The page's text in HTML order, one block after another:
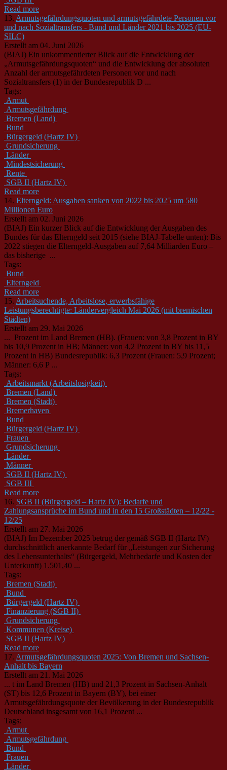
Read more
13. Armutsgefährdungsquoten und armutsgefährdete Personen vor
und nach Sozialtransfers - Bund und Länder 2021 bis 2025 (EU-
SILC)
Erstellt am 04. Juni 2026
(BIAJ) Ein unkommentierter Blick auf die Entwicklung der
„Armutsgefährdungsquoten“ und die Entwicklung der absoluten
Anzahl der armutsgefährdeten Personen vor und nach
Sozialtransfers (1) in der Bundesrepublik D ...
Tags:
Armut
Armutsgefährdung
Bremen (Land)
Bund
Bürgergeld (Hartz IV)
Grundsicherung
Länder
Mindestsicherung
Rente
SGB II (Hartz IV)
Read more
14. Elterngeld: Ausgaben sanken von 2022 bis 2025 um 580
Millionen Euro
Erstellt am 02. Juni 2026
(BIAJ) Ein kurzer Blick auf die Entwicklung der Ausgaben des
Bundes für das Elterngeld seit 2015 (siehe BIAJ-Tabelle unten): Bis
2022 stiegen die Elterngeld-Ausgaben auf 7,64 Milliarden Euro –
das bisherige ...
Tags:
Bund
Elterngeld
Read more
15. Arbeitsuchende, Arbeitslose, erwerbsfähige
Leistungsberechtigte: Ländervergleich Mai 2026 (mit bremischen
Städten)
Erstellt am 29. Mai 2026
... Prozent im Land Bremen (HB). (Frauen: von 3,8 Prozent in BY
bis 10,9 Prozent in HB; Männer: von 4,2 Prozent in BY bis 11,5
Prozent in HB) Bundesrepublik: 6,3 Prozent (Frauen: 5,9 Prozent;
Männer: 6,6 P ...
Tags:
Arbeitsmarkt (Arbeitslosigkeit)
Bremen (Land)
Bremen (Stadt)
Bremerhaven
Bund
Bürgergeld (Hartz IV)
Frauen
Grundsicherung
Länder
Männer
SGB II (Hartz IV)
SGB III
Read more
16. SGB II (Bürgergeld – Hartz IV): Bedarfe und
Zahlungsansprüche im Bund und in den 15 Großstädten – 12/22 -
12/25
Erstellt am 27. Mai 2026
(BIAJ) Im Dezember 2025 betrug der gemäß SGB II (Hartz IV)
durchschnittlich anerkannte Bedarf für „Leistungen zur Sicherung
des Lebensunterhalts“ (Bürgergeld, Mehrbedarfe und Kosten der
Unterkunft) 1.501,40 ...
Tags:
Bremen (Stadt)
Bund
Bürgergeld (Hartz IV)
Finanzierung (SGB II)
Grundsicherung
Kommunen (Kreise)
SGB II (Hartz IV)
Read more
17. Armutsgefährdungsquoten 2025: Von Bremen und Sachsen-
Anhalt bis Bayern
Erstellt am 21. Mai 2026
... t im Land Bremen (HB) und 21,3 Prozent in Sachsen-Anhalt
(ST) bis 12,6 Prozent in Bayern (BY), bei einer
Armutsgefährdungsquote der Bevölkerung in der Bundesrepublik
Deutschland insgesamt von 16,1 Prozent ...
Tags:
Armut
Armutsgefährdung
Bund
Frauen
Länder